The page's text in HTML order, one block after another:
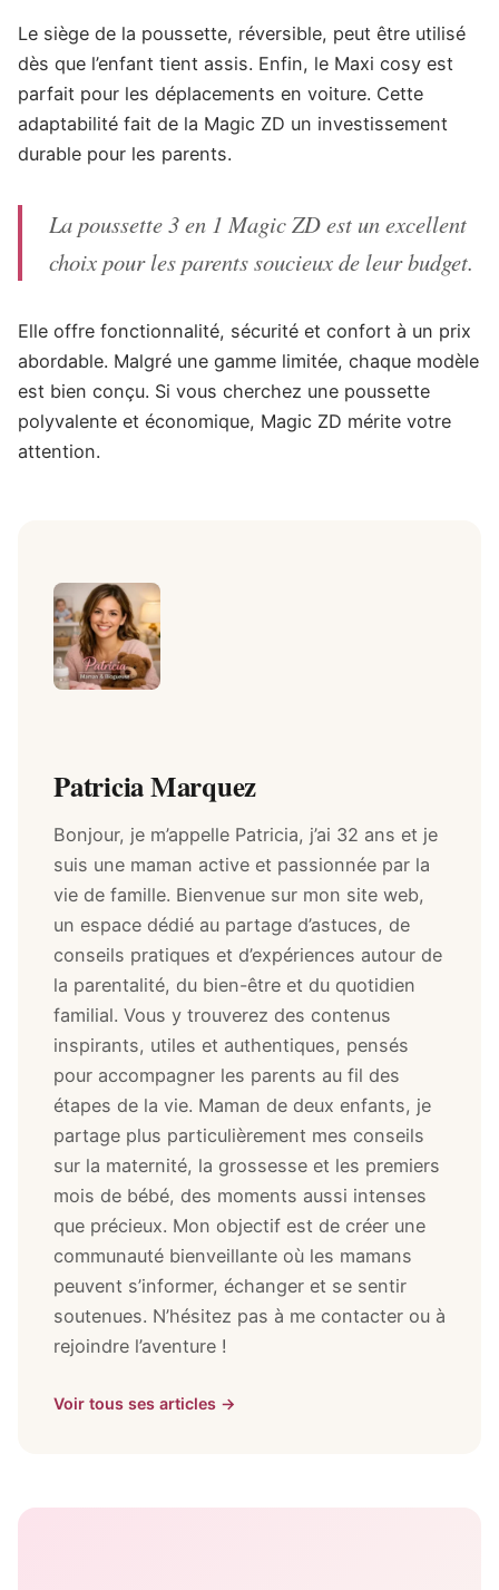
Le siège de la poussette, réversible, peut être utilisé
dès que l’enfant tient assis. Enfin, le Maxi cosy est
parfait pour les déplacements en voiture. Cette
adaptabilité fait de la Magic ZD un investissement
durable pour les parents.
La poussette 3 en 1 Magic ZD est un excellent
choix pour les parents soucieux de leur budget.
Elle offre fonctionnalité, sécurité et confort à un prix
abordable. Malgré une gamme limitée, chaque modèle
est bien conçu. Si vous cherchez une poussette
polyvalente et économique, Magic ZD mérite votre
attention.
Patricia Marquez
Bonjour, je m’appelle Patricia, j’ai 32 ans et je
suis une maman active et passionnée par la
vie de famille. Bienvenue sur mon site web,
un espace dédié au partage d’astuces, de
conseils pratiques et d’expériences autour de
la parentalité, du bien-être et du quotidien
familial. Vous y trouverez des contenus
inspirants, utiles et authentiques, pensés
pour accompagner les parents au fil des
étapes de la vie. Maman de deux enfants, je
partage plus particulièrement mes conseils
sur la maternité, la grossesse et les premiers
mois de bébé, des moments aussi intenses
que précieux. Mon objectif est de créer une
communauté bienveillante où les mamans
peuvent s’informer, échanger et se sentir
soutenues. N’hésitez pas à me contacter ou à
rejoindre l’aventure !
Voir tous ses articles →